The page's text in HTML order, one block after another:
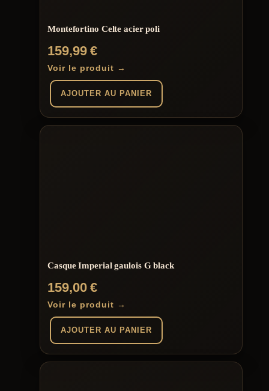
Montefortino Celte acier poli
159,99€
Voir le produit →
AJOUTER AU PANIER
Casque Imperial gaulois G black
159,00€
Voir le produit →
AJOUTER AU PANIER